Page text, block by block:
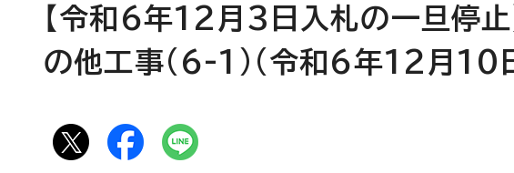
【令和6年12月3日入札の一旦停
の他工事(6-1)(令和6年12月10